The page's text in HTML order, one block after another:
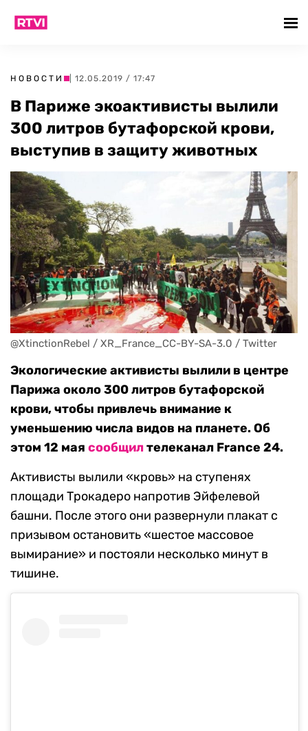
НОВОСТИ | 12.05.2019 / 17:47
В Париже экоактивисты вылили
300 литров бутафорской крови,
выступив в защиту животных
@XtinctionRebel / XR_France_CC-BY-SA-3.0 / Twitter
Экологические активисты вылили в центре
Парижа около 300 литров бутафорской
крови, чтобы привлечь внимание к
уменьшению числа видов на планете. Об
этом 12 мая сообщилтелеканал France 24.
Активисты вылили «кровь» на ступенях
площади Трокадеро напротив Эйфелевой
башни. После этого они развернули плакат с
призывом остановить «шестое массовое
вымирание» и постояли несколько минут в
тишине.